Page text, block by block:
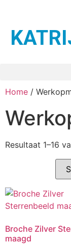
Home /
Resultaat 1–16
Broche Zilver
maagd